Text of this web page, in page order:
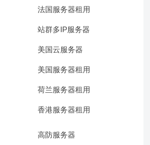
法国服务器租用
站群多IP服务器
美国云服务器
美国服务器租用
荷兰服务器租用
香港服务器租用
高防服务器